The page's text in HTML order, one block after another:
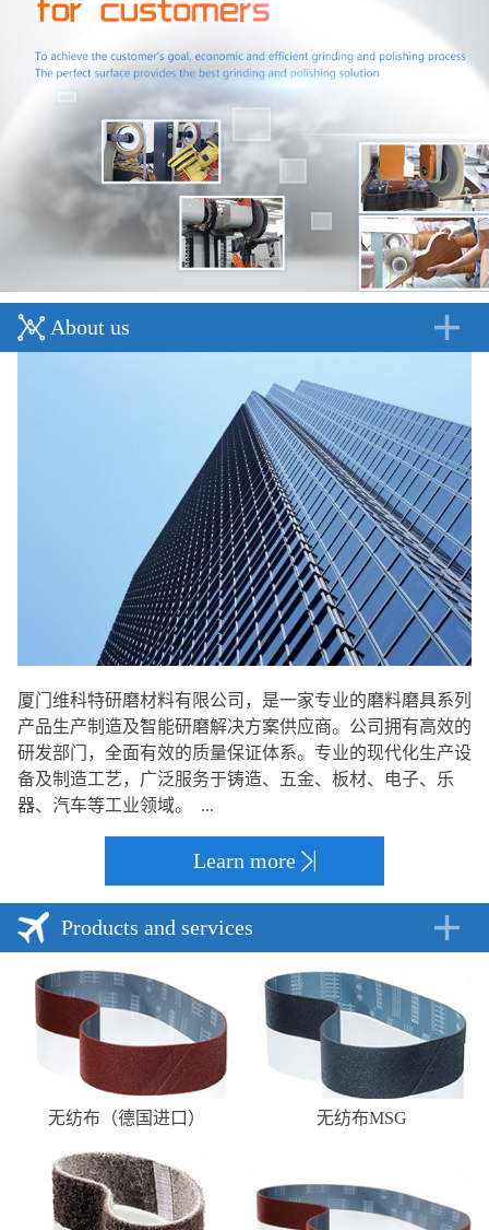
About us
厦门维科特研磨材料有限公司，是一家专业的磨料磨具系列
产品生产制造及智能研磨解决方案供应商。公司拥有高效的
研发部门，全面有效的质量保证体系。专业的现代化生产设
备及制造工艺，广泛服务于铸造、五金、板材、电子、乐
器、汽车等工业领域。 ...
Learn more
Products and services
无纺布（德国进口） 无纺布MSG